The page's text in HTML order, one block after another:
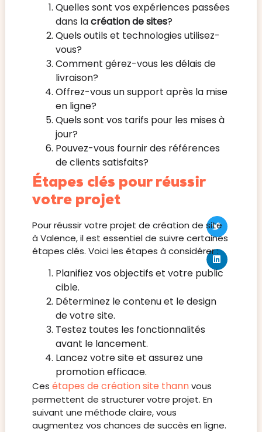
Quelles sont vos expériences passées
dans lacréation de sites?
Quels outils et technologies utilisez-
vous?
Comment gérez-vous les délais de
livraison?
Offrez-vous un support après la mise
en ligne?
Quels sont vos tarifs pour les mises à
jour?
Pouvez-vous fournir des références
de clients satisfaits?
Étapes clés pour réussir
votre projet
Pour réussir votre projet de création de site
à Valence, il est essentiel de suivre certaines
étapes clés. Voici les étapes à considérer :
Planifiez vos objectifs et votre public
cible.
Déterminez le contenu et le design
de votre site.
Testez toutes les fonctionnalités
avant le lancement.
Lancez votre site et assurez une
promotion efficace.
Ces étapes de création site thannvous
permettent de structurer votre projet. En
suivant une méthode claire, vous
augmentez vos chances de succès en ligne.